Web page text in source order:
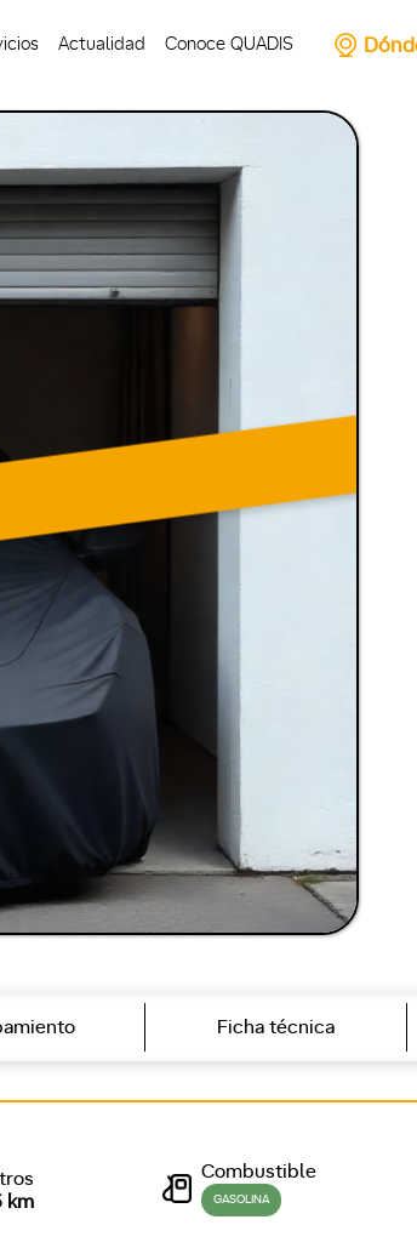
Actualidad Conoce QUADIS
Ficha técnica
km
Combustible
GASOLINA